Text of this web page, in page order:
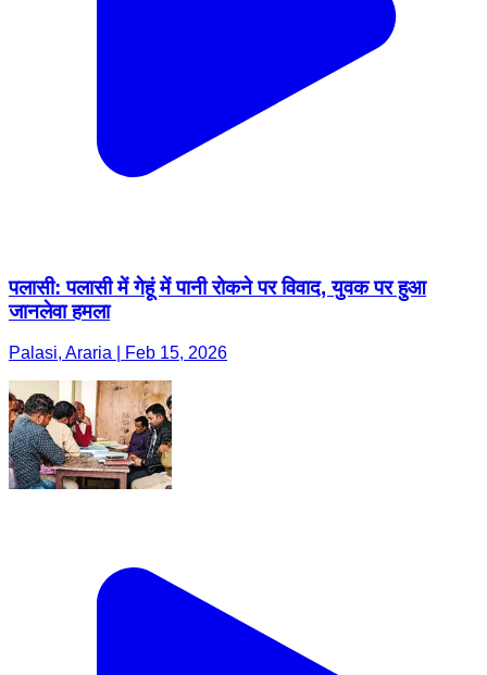
पलासी: पलासी में गेहूं में पानी रोकने पर विवाद, युवक पर हुआ
जानलेवा हमला
Palasi, Araria | Feb 15, 2026